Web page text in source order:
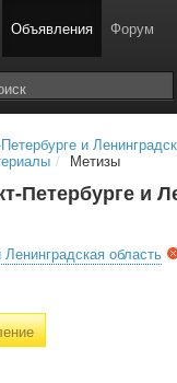
Объявления Форум
и
/ Метизы
Петербурге и
область